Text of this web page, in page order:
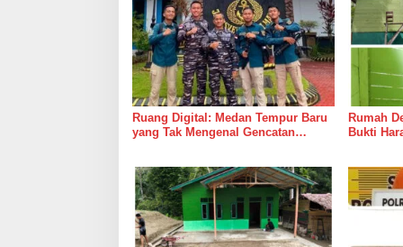
Ruang Digital: Medan Tempur Baru
yang Tak Mengenal Gencatan
Rumah
Bukti